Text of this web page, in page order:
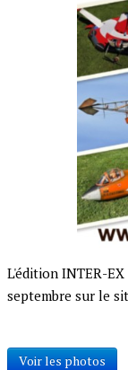
L'édition INTER-
septembre sur le
Voir les photos